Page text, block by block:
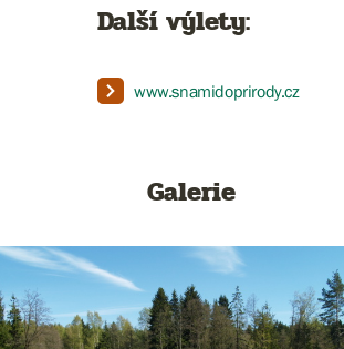
Další výlety:
www.snamidoprirody.cz
Galerie